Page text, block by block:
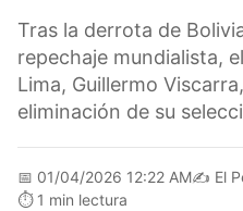
Tras la derrota de
repechaje mundialista,
Lima, Guillermo
eliminación de su
📅 01/04/2026 12:22 AM✍️ El
⏱️ 1 min lectura